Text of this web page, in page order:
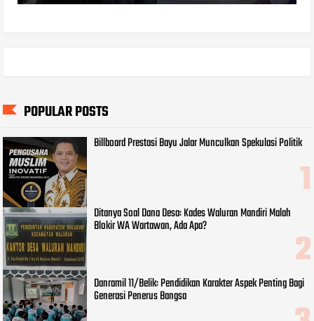
POPULAR POSTS
Billboard Prestasi Bayu Jalar Munculkan Spekulasi Politik
Ditanya Soal Dana Desa: Kades Waluran Mandiri Malah
Blokir WA Wartawan, Ada Apa?
Danramil 11/Belik: Pendidikan Karakter Aspek Penting Bagi
Generasi Penerus Bangsa